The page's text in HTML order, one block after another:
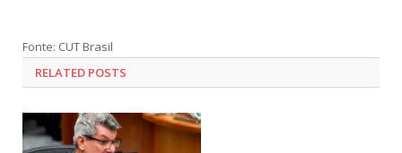
Fonte: CUT Brasil
RELATED POSTS